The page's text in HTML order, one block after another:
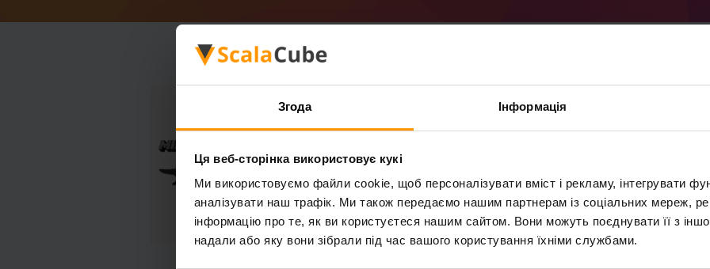
Згода Інформація
Ця веб-сторінка використовує кукі
Ми використовуємо файли cookie, щоб персоналізувати вміст і рекламу, інтегрувати
аналізувати наш трафік. Ми також передаємо нашим партнерам із соціальних мереж,
інформацію про те, як ви користуєтеся нашим сайтом. Вони можуть поєднувати її з
надали або яку вони зібрали під час вашого користування їхніми службами.
Як створити
(MC 1.20.1).
Встановіть сервер a Forge 47.1.28 (MC
сервер → Ігрові сервери → Додати
Насолоджуйтесь грою на сервері!